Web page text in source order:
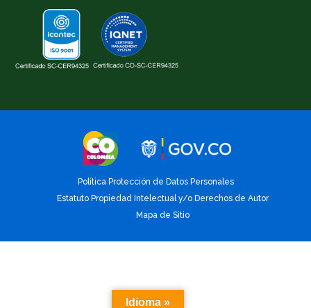
Política Protección de Datos Personales
Estatuto Propiedad Intelectual y/o Derechos de Autor
Mapa de Sitio
Idioma »